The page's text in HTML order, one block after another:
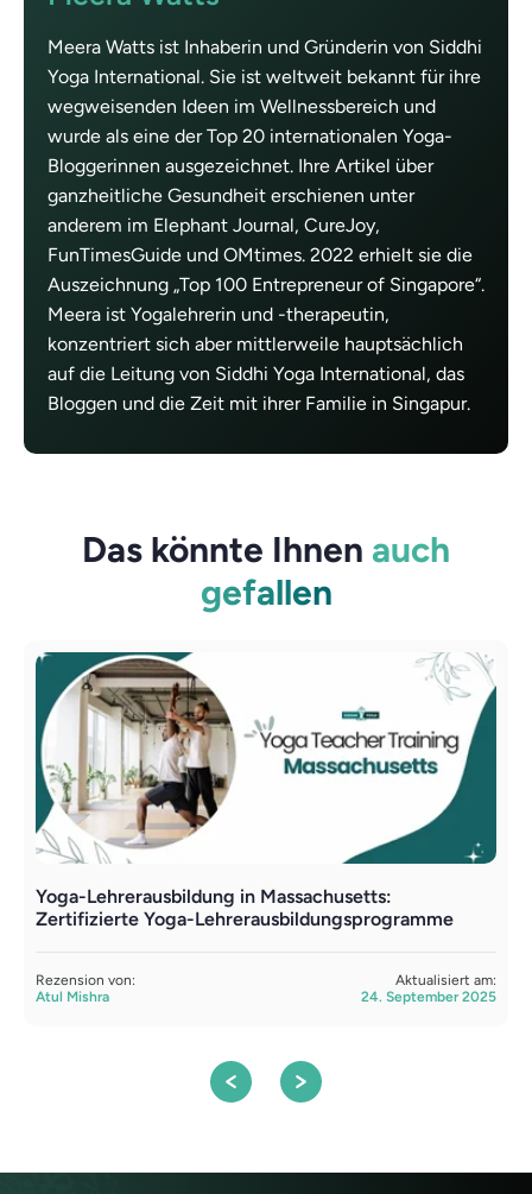
Meera Watts ist Inhaberin und Gründerin von Siddhi
Yoga International. Sie ist weltweit bekannt für ihre
wegweisenden Ideen im Wellnessbereich und
wurde als eine der Top 20 internationalen Yoga-
Bloggerinnen ausgezeichnet. Ihre Artikel über
ganzheitliche Gesundheit erschienen unter
anderem im Elephant Journal, CureJoy,
FunTimesGuide und OMtimes. 2022 erhielt sie die
Auszeichnung „Top 100 Entrepreneur of Singapore“.
Meera ist Yogalehrerin und -therapeutin,
konzentriert sich aber mittlerweile hauptsächlich
auf die Leitung von Siddhi Yoga International, das
Bloggen und die Zeit mit ihrer Familie in Singapur.
Das könnte Ihnen auch
gefallen
Yoga-Lehrerausbildung in Massachusetts:
Zertifizierte Yoga-Lehrerausbildungsprogramme
Rezension von:
Atul Mishra
Aktualisiert am:
24. September 2025